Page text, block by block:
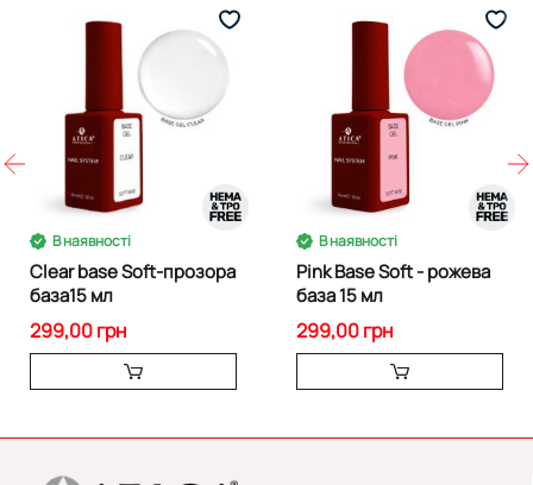
В наявності
Clear base Soft-прозора
база15 мл
299,00 грн
В наявності
Pink Base Soft - рожева
база 15 мл
299,00 грн